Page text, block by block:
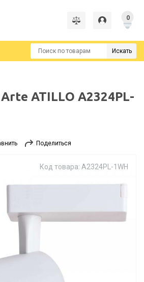
0
Искать
ATILLO A2324PL-
Поделиться
Код товара: A2324PL-1WH